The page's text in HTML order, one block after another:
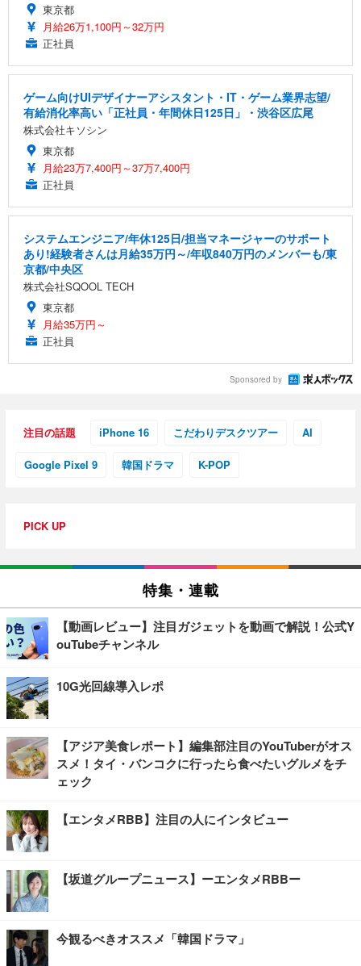
東京都
月給26万1,100円～32万円
正社員
ゲーム向けUIデザイナーアシスタント・IT・ゲーム業界志望/
有給消化率高い「正社員・年間休日125日」・渋谷区広尾
株式会社キソシン
東京都
月給23万7,400円～37万7,400円
正社員
システムエンジニア/年休125日/担当マネージャーのサポート
あり!経験者さんは月給35万円～/年収840万円のメンバーも/東
京都/中央区
株式会社SQOOL TECH
東京都
月給35万円～
正社員
Sponsored by
注目の話題 iPhone 16 こだわりデスクツアー AI
Google Pixel 9 韓国ドラマ K-POP
PICK UP
特集・連載
【動画レビュー】注目ガジェットを動画で解説！公式Y
ouTubeチャンネル
10G光回線導入レポ
【アジア美食レポート】編集部注目のYouTuberがオス
スメ！タイ・バンコクに行ったら食べたいグルメをチ
ェック
【エンタメRBB】注目の人にインタビュー
【坂道グループニュース】ーエンタメRBBー
今観るべきオススメ「韓国ドラマ」